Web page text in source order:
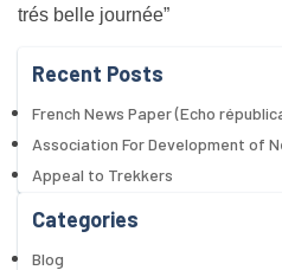
trés belle journée”
Recent Posts
French News Paper (Echo
Association For Development of
Appeal to Trekkers
Categories
Blog